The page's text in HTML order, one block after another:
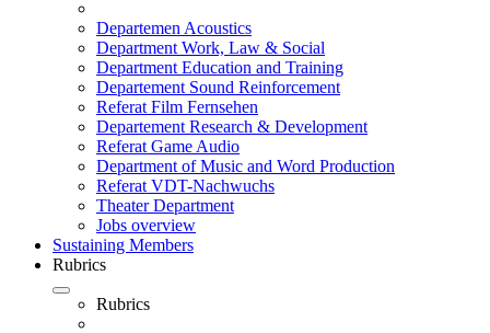
Departemen Acoustics
Department Work, Law & Social
Department Education and Training
Departement Sound Reinforcement
Referat Film Fernsehen
Departement Research & Development
Referat Game Audio
Department of Music and Word Production
Referat VDT-Nachwuchs
Theater Department
Jobs overview
Sustaining Members
Rubrics
Rubrics